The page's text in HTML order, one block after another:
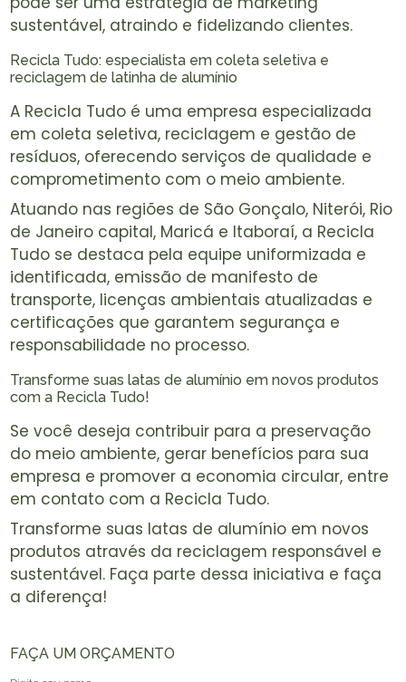
sustentável, atraindo e fidelizando clientes.
Recicla Tudo: especialista em coleta seletiva e
reciclagem de latinha de alumínio
A Recicla Tudo é uma empresa especializada
em coleta seletiva, reciclagem e gestão de
resíduos, oferecendo serviços de qualidade e
comprometimento com o meio ambiente.
Atuando nas regiões de São Gonçalo, Niterói, Rio
de Janeiro capital, Maricá e Itaboraí, a Recicla
Tudo se destaca pela equipe uniformizada e
identificada, emissão de manifesto de
transporte, licenças ambientais atualizadas e
certificações que garantem segurança e
responsabilidade no processo.
Transforme suas latas de alumínio em novos produtos
com a Recicla Tudo!
Se você deseja contribuir para a preservação
do meio ambiente, gerar benefícios para sua
empresa e promover a economia circular, entre
em contato com a Recicla Tudo.
Transforme suas latas de alumínio em novos
produtos através da reciclagem responsável e
sustentável. Faça parte dessa iniciativa e faça
a diferença!
FAÇA UM ORÇAMENTO